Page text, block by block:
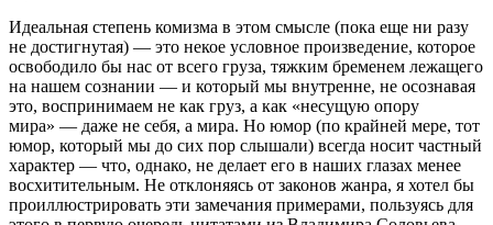
Идеальная степень комизма в этом смысле (пока еще ни разу
не достигнутая) — это некое условное произведение, которое
освободило бы нас от всего груза, тяжким бременем лежащего
на нашем сознании — и который мы внутренне, не осознавая
это, воспринимаем не как груз, а как «несущую опору
мира» — даже не себя, а мира. Но юмор (по крайней мере, тот
юмор, который мы до сих пор слышали) всегда носит частный
характер — что, однако, не делает его в наших глазах менее
восхитительным. Не отклоняясь от законов жанра, я хотел бы
проиллюстрировать эти замечания примерами, пользуясь для